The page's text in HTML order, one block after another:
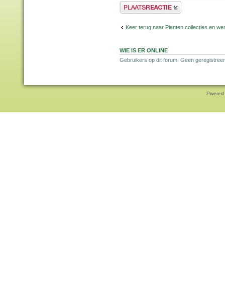
Plaats een reactie
Keer terug naar Planten collecties en
WIE IS ER ONLINE
Gebruikers op dit forum: Geen